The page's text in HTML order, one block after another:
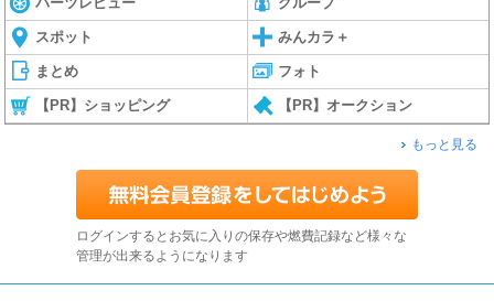
スポット みんカラ＋
まとめ フォト
【PR】ショッピング 【PR】オークション
もっと見る
ログインするとお気に入りの保存や燃費記録など様々な
管理が出来るようになります